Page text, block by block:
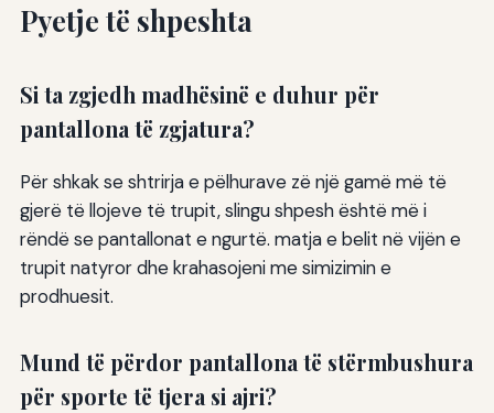
Pyetje të shpeshta
Si ta zgjedh madhësinë e duhur për
pantallona të zgjatura?
Për shkak se shtrirja e pëlhurave zë një gamë më të
gjerë të llojeve të trupit, slingu shpesh është më i
rëndë se pantallonat e ngurtë. matja e belit në vijën e
trupit natyror dhe krahasojeni me simizimin e
prodhuesit.
Mund të përdor pantallona të stërmbushura
për sporte të tjera si ajri?